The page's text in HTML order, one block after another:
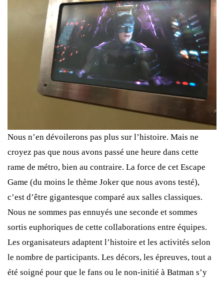
Nous n’en dévoilerons pas plus sur l’histoire. Mais ne
croyez pas que nous avons passé une heure dans cette
rame de métro, bien au contraire. La force de cet Escape
Game (du moins le thème Joker que nous avons testé),
c’est d’être gigantesque comparé aux salles classiques.
Nous ne sommes pas ennuyés une seconde et sommes
sortis euphoriques de cette collaborations entre équipes.
Les organisateurs adaptent l’histoire et les activités selon
le nombre de participants. Les décors, les épreuves, tout a
été soigné pour que le fans ou le non-initié à Batman s’y